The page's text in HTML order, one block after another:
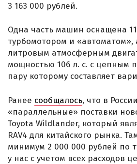
3 163 000 рублей.
Одна часть машин оснащена
турбомотором и «автоматом»,
литровым атмосферным
мощностью 106 л. с. с цепным
пару которому составляет
Ранее сообщалось, что в России
«параллельные» поставки
Toyota Wildlander, который
RAV4 для китайского рынка.
минимум 2 000 000 рублей по
у нас с учетом всех расходов